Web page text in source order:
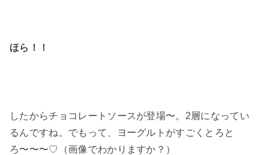
ほら！！
したからチョコレートソースが登場〜。2層になってい
るんですね。でもって、ヨーグルトがすごくとろと
ろ〜〜〜♡（画像でわかりますか？）